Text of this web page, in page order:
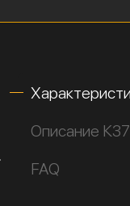
Описание
FAQ